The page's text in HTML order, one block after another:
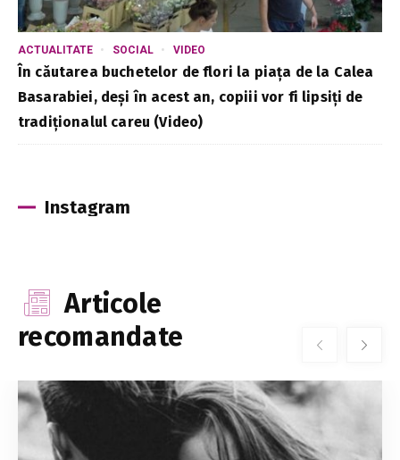
ACTUALITATE SOCIAL VIDEO
În căutarea buchetelor de flori la piața de la Calea
Basarabiei, deși în acest an, copiii vor fi lipsiți de
tradiționalul careu (Video)
Instagram
Articole
recomandate